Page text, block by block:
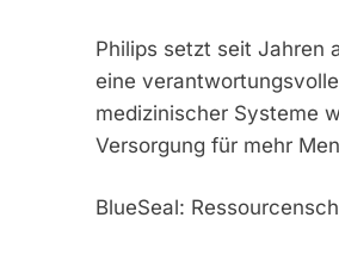
Philips setzt seit Jahren
eine
medizinischer Systeme
Versorgung für mehr
BlueSeal: